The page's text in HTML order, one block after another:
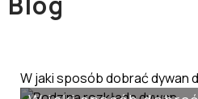
W jaki sposób dobrać dywan